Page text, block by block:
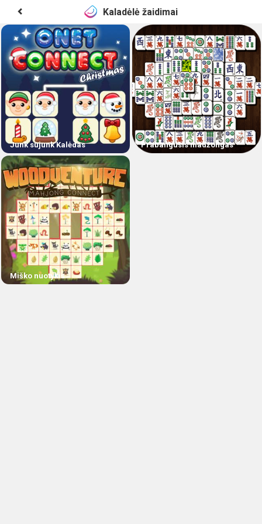
Kaladėlė žaidimai
Junk sujunk Kalėdas Prabangusis madžongas
Miško nuotykis